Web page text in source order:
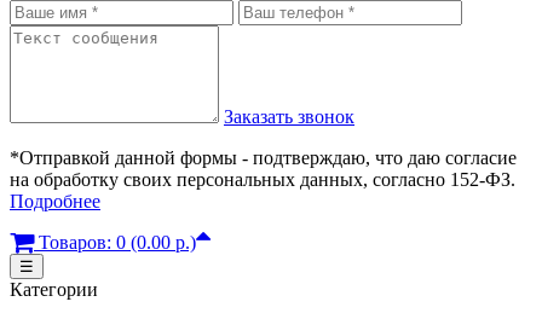
Заказать звонок
*Отправкой данной формы - подтверждаю, что даю согласие
на обработку своих персональных данных, согласно 152-ФЗ.
Подробнее
Товаров: 0 (0.00 р.)
☰
Категории